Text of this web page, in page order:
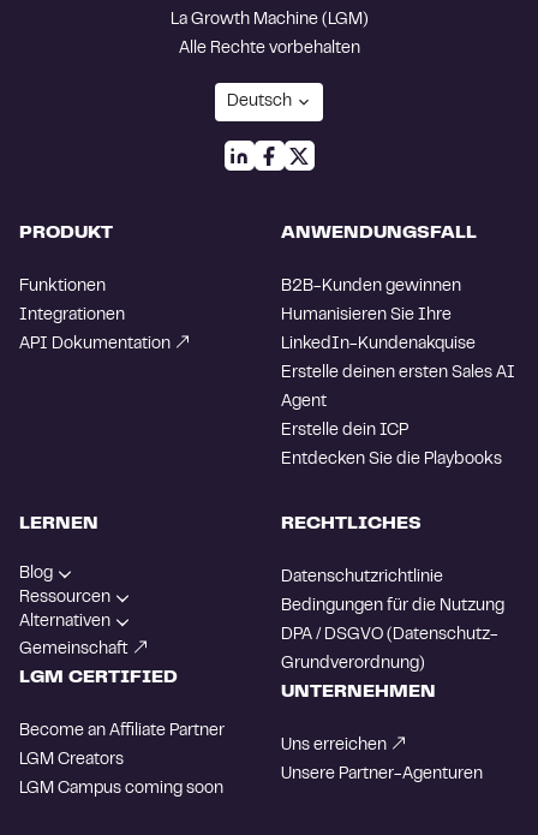
La Growth Machine (LGM)
Alle Rechte vorbehalten
PRODUKT
Funktionen
Integrationen
API Dokumentation
ANWENDUNGSFALL
B2B-Kunden gewinnen
Humanisieren Sie Ihre
LinkedIn-Kundenakquise
Erstelle deinen ersten Sales AI
Agent
Erstelle dein ICP
Entdecken Sie die Playbooks
LERNEN
Blog
Ressourcen
Alternativen
Gemeinschaft
LGM CERTIFIED
Become an Affiliate Partner
LGM Creators
LGM Campus coming soon
RECHTLICHES
Datenschutzrichtlinie
Bedingungen für die Nutzung
DPA / DSGVO (Datenschutz-
Grundverordnung)
UNTERNEHMEN
Uns erreichen
Unsere Partner-Agenturen